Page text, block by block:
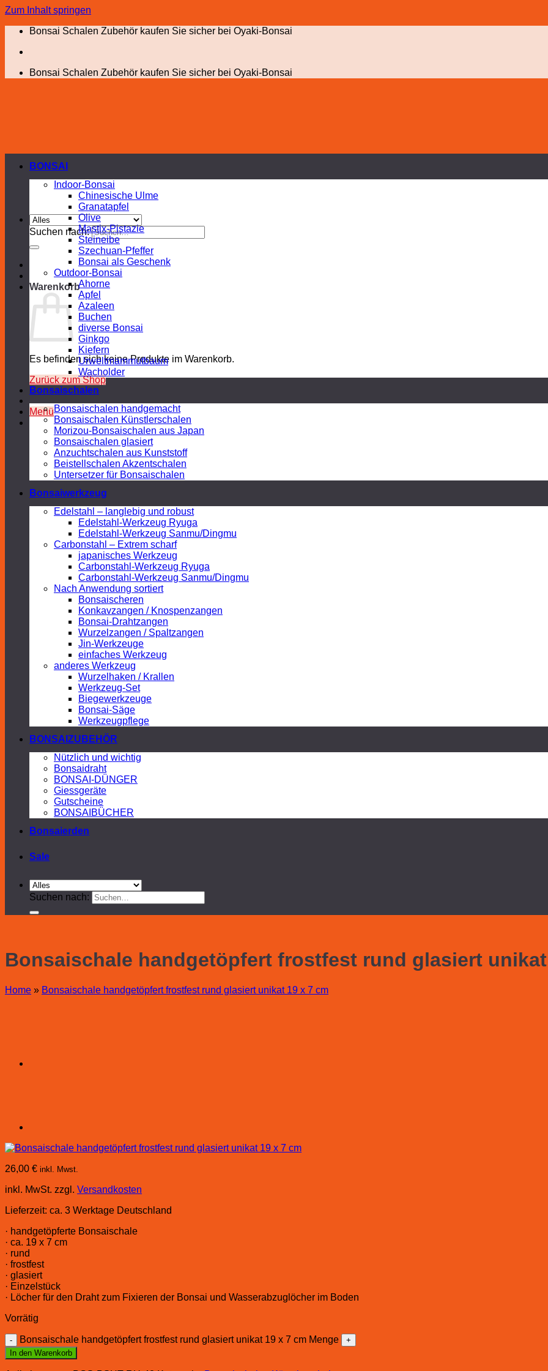
Zum Inhalt springen
Bonsai Schalen Zubehör kaufen Sie sicher bei Oyaki-Bonsai
Bonsai Schalen Zubehör kaufen Sie sicher bei Oyaki-Bonsai
Suchen nach:
Warenkorb
Es befinden sich keine Produkte im Warenkorb.
Zurück zum Shop
Menü
BONSAI
Indoor-Bonsai
Chinesische Ulme
Granatapfel
Olive
Mastix-Pistazie
Steineibe
Szechuan-Pfeffer
Bonsai als Geschenk
Outdoor-Bonsai
Ahorne
Apfel
Azaleen
Buchen
diverse Bonsai
Ginkgo
Kiefern
Urweltmammutbaum
Wacholder
Bonsaischalen
Bonsaischalen handgemacht
Bonsaischalen Künstlerschalen
Morizou-Bonsaischalen aus Japan
Bonsaischalen glasiert
Anzuchtschalen aus Kunststoff
Beistellschalen Akzentschalen
Untersetzer für Bonsaischalen
Bonsaiwerkzeug
Edelstahl – langlebig und robust
Edelstahl-Werkzeug Ryuga
Edelstahl-Werkzeug Sanmu/Dingmu
Carbonstahl – Extrem scharf
japanisches Werkzeug
Carbonstahl-Werkzeug Ryuga
Carbonstahl-Werkzeug Sanmu/Dingmu
Nach Anwendung sortiert
Bonsaischeren
Konkavzangen / Knospenzangen
Bonsai-Drahtzangen
Wurzelzangen / Spaltzangen
Jin-Werkzeuge
einfaches Werkzeug
anderes Werkzeug
Wurzelhaken / Krallen
Werkzeug-Set
Biegewerkzeuge
Bonsai-Säge
Werkzeugpflege
BONSAIZUBEHÖR
Nützlich und wichtig
Bonsaidraht
BONSAI-DÜNGER
Giessgeräte
Gutscheine
BONSAIBÜCHER
Bonsaierden
Sale
Suchen nach:
Bonsaischale handgetöpfert frostfest rund glasiert unikat
Home » Bonsaischale handgetöpfert frostfest rund glasiert unikat 19 x 7 cm
26,00 € inkl. Mwst.
inkl. MwSt. zzgl. Versandkosten
Lieferzeit: ca. 3 Werktage Deutschland
· handgetöpferte Bonsaischale
· ca. 19 x 7 cm
· rund
· frostfest
· glasiert
· Einzelstück
· Löcher für den Draht zum Fixieren der Bonsai und Wasserabzuglöcher im Boden
Vorrätig
Bonsaischale handgetöpfert frostfest rund glasiert unikat 19 x 7 cm Menge
In den Warenkorb